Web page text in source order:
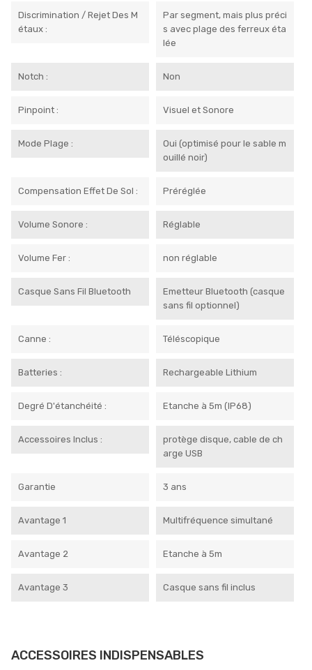
Discrimination / Rejet Des M
Étaux :
Par segment, mais plus préci
s avec plage des ferreux éta
lée
Notch : Non
Pinpoint : Visuel et Sonore
Mode Plage :
Oui (optimisé pour le sable m
ouillé noir)
Compensation Effet De Sol : Préréglée
Volume Sonore : Réglable
Volume Fer : non réglable
Casque Sans Fil Bluetooth
Emetteur Bluetooth (casque
sans fil optionnel)
Canne : Téléscopique
Batteries : Rechargeable Lithium
Degré D'étanchéité : Etanche à 5m (IP68)
Accessoires Inclus :
protège disque, cable de ch
arge USB
Garantie 3 ans
Avantage 1 Multifréquence simultané
Avantage 2 Etanche à 5m
Avantage 3 Casque sans fil inclus
ACCESSOIRES INDISPENSABLES